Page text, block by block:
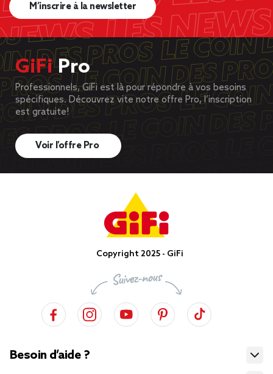
M’inscrire à la newsletter
GiFiPro
Professionnels, GiFi est là pour répondre à vos besoins
spécifiques. Découvrez vite notre offre Pro, l’inscription
est gratuite!
Voir l’offre Pro
Copyright 2025 - GiFi
Besoin d’aide ?